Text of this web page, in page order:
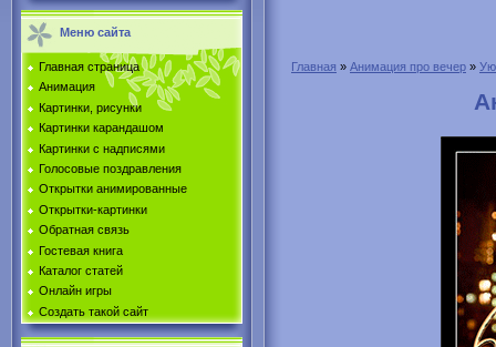
Меню сайта
Главная страница
Анимация
Картинки, рисунки
Картинки карандашом
Картинки с надписями
Голосовые поздравления
Открытки анимированные
Открытки-картинки
Обратная связь
Гостевая книга
Каталог статей
Онлайн игры
Создать такой сайт
Главная » Анимация про вечер »